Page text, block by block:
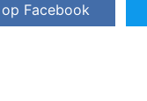
Facebook